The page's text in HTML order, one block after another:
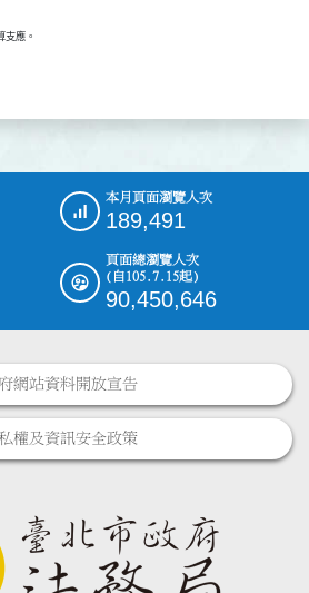
支應。
本月頁面瀏覽人次
189,491
頁面總瀏覽人次
(自105.7.15起)
90,450,646
網站資料開放宣告
權及資訊安全政策